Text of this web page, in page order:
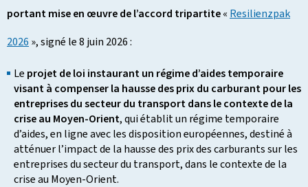
portant mise en œuvre de l’accord tripartite« Resilienzpak
2026 », signé le 8 juin 2026 :
Le projet de loi instaurant un régime d’aides temporaire
visant à compenser la hausse des prix du carburant pour les
entreprises du secteur du transport dans le contexte de la
crise au Moyen-Orient, qui établit un régime temporaire
d’aides, en ligne avec les disposition européennes, destiné à
atténuer l’impact de la hausse des prix des carburants sur les
entreprises du secteur du transport, dans le contexte de la
crise au Moyen-Orient.